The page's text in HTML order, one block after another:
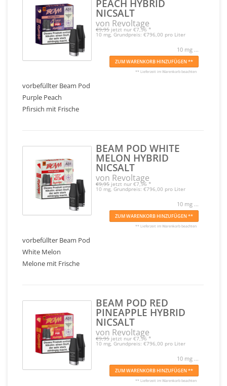
PEACH HYBRID
NICSALT
von Revoltage
€9,95 jetzt nur €7,96 *
10 mg, Grundpreis: €796,00 pro Liter
10 mg ...
ZUM WARENKORB HINZUFÜGEN **
** Lieferzeit im Warenkorb beachten
vorbefüllter Beam Pod
Purple Peach
Pfirsich mit Frische
BEAM POD WHITE
MELON HYBRID
NICSALT
von Revoltage
€9,95 jetzt nur €7,96 *
10 mg, Grundpreis: €796,00 pro Liter
10 mg ...
ZUM WARENKORB HINZUFÜGEN **
** Lieferzeit im Warenkorb beachten
vorbefüllter Beam Pod
White Melon
Melone mit Frische
BEAM POD RED
PINEAPPLE HYBRID
NICSALT
von Revoltage
€9,95 jetzt nur €7,96 *
10 mg, Grundpreis: €796,00 pro Liter
10 mg ...
ZUM WARENKORB HINZUFÜGEN **
** Lieferzeit im Warenkorb beachten